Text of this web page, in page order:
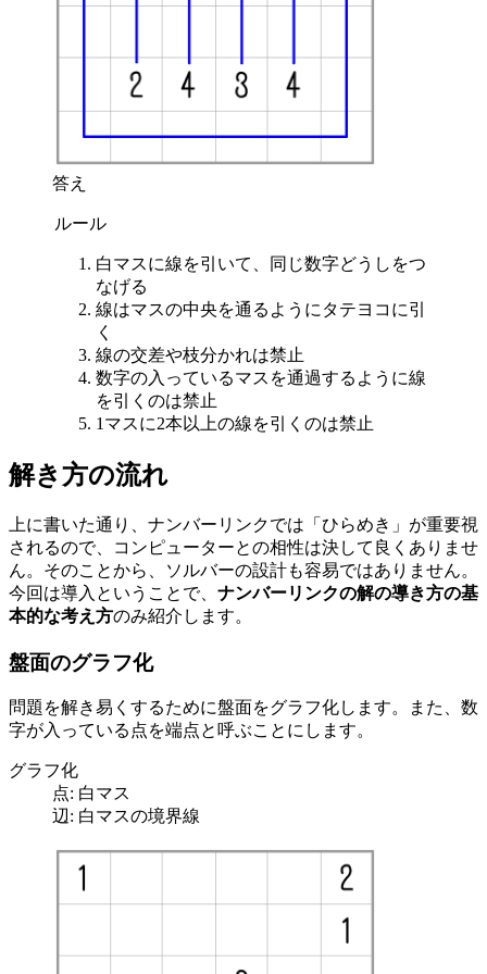
答え
ルール
白マスに線を引いて、同じ数字どうしをつ
なげる
線はマスの中央を通るようにタテヨコに引
く
線の交差や枝分かれは禁止
数字の入っているマスを通過するように線
を引くのは禁止
1マスに2本以上の線を引くのは禁止
解き方の流れ
上に書いた通り、ナンバーリンクでは「ひらめき」が重要視
されるので、コンピューターとの相性は決して良くありませ
ん。そのことから、ソルバーの設計も容易ではありません。
今回は導入ということで、 ナンバーリンクの解の導き方の基
本的な考え方のみ紹介します。
盤面のグラフ化
問題を解き易くするために盤面をグラフ化します。また、数
字が入っている点を端点と呼ぶことにします。
グラフ化
点: 白マス
辺: 白マスの境界線